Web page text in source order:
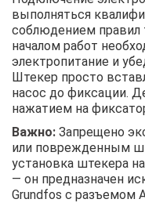
выполняться
соблюдением правил
началом работ
электропитание и
Штекер просто
насос до фиксации.
нажатием на
Важно: Запрещено
или поврежденным
установка штекера
— он предназначен
Grundfos с разъемом